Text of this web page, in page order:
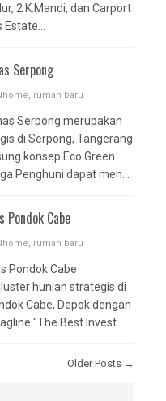
2 K.Mandi, dan Carport
Serpong
, rumah baru
Serpong merupakan
di Serpong, Tangerang
konsep Eco Green
Penghuni dapat men...
Pondok Cabe
, rumah baru
Pondok Cabe
hunian strategis di
Cabe, Depok dengan
"The Best Invest...
Older Posts →